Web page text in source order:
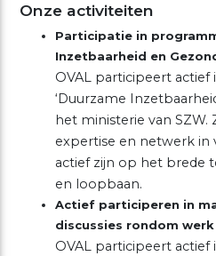
Onze activiteiten
Participatie in
Inzetbaarheid en
OVAL participeert actief
‘Duurzame
het ministerie van SZW.
expertise en netwerk in
actief zijn op het brede
en loopbaan.
Actief participeren in
discussies rondom
OVAL participeert